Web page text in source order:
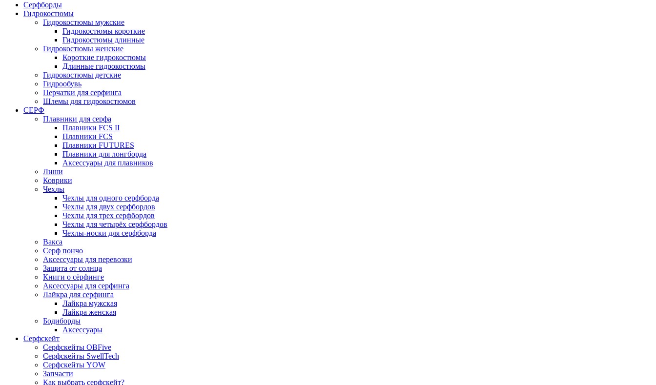
Серфборды
Гидрокостюмы
Гидрокостюмы мужские
Гидрокостюмы короткие
Гидрокостюмы длинные
Гидрокостюмы женские
Короткие гидрокостюмы
Длинные гидрокостюмы
Гидрокостюмы детские
Гидрообувь
Перчатки для серфинга
Шлемы для гидрокостюмов
СЕРФ
Плавники для серфа
Плавники FCS II
Плавники FCS
Плавники FUTURES
Плавники для лонгборда
Аксессуары для плавников
Лиши
Коврики
Чехлы
Чехлы для одного серфборда
Чехлы для двух серфбордов
Чехлы для трех серфбордов
Чехлы для четырёх серфбордов
Чехлы-носки для серфборда
Вакса
Серф пончо
Аксессуары для перевозки
Защита от солнца
Книги о сёрфинге
Аксессуары для серфинга
Лайкра для серфинга
Лайкра мужская
Лайкра женская
Бодиборды
Аксессуары
Серфскейт
Серфскейты OBFive
Серфскейты SwellTech
Серфскейты YOW
Запчасти
Как выбрать серфскейт?